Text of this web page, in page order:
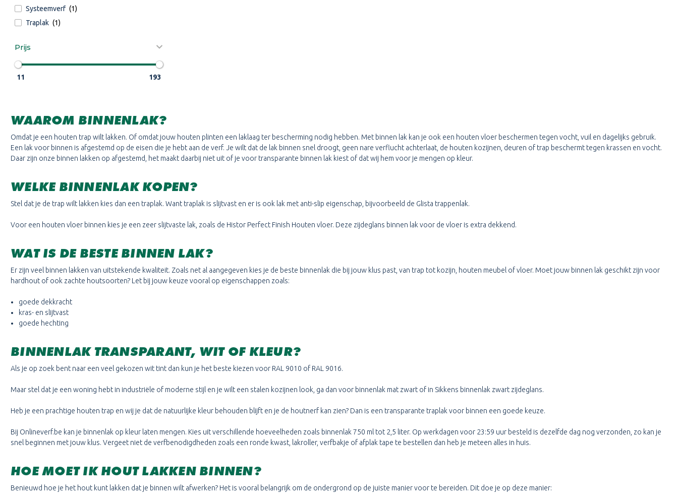
Systeemverf (1)
Traplak (1)
Prijs
11 193
WAAROM BINNENLAK?
Omdat je een houten trap wilt lakken. Of omdat jouw houten plinten een laklaag ter bescherming nodig hebben. Met binnen lak kan je ook een houten vloer beschermen tegen vocht, vuil en dagelijks gebruik.
Een lak voor binnen is afgestemd op de eisen die je hebt aan de verf. Je wilt dat de lak binnen snel droogt, geen nare verflucht achterlaat, de houten kozijnen, deuren of trap beschermt tegen krassen en vocht.
Daar zijn onze binnen lakken op afgestemd, het maakt daarbij niet uit of je voor transparante binnen lak kiest of dat wij hem voor je mengen op kleur.
WELKE BINNENLAK KOPEN?
Stel dat je de trap wilt lakken kies dan een traplak. Want traplak is slijtvast en er is ook lak met anti-slip eigenschap, bijvoorbeeld de Glista trappenlak.
Voor een houten vloer binnen kies je een zeer slijtvaste lak, zoals de Histor Perfect Finish Houten vloer. Deze zijdeglans binnen lak voor de vloer is extra dekkend.
WAT IS DE BESTE BINNEN LAK?
Er zijn veel binnen lakken van uitstekende kwaliteit. Zoals net al aangegeven kies je de beste binnenlak die bij jouw klus past, van trap tot kozijn, houten meubel of vloer. Moet jouw binnen lak geschikt zijn voor
hardhout of ook zachte houtsoorten? Let bij jouw keuze vooral op eigenschappen zoals:
goede dekkracht
kras- en slijtvast
goede hechting
BINNENLAK TRANSPARANT, WIT OF KLEUR?
Als je op zoek bent naar een veel gekozen wit tint dan kun je het beste kiezen voor RAL 9010 of RAL 9016.
Maar stel dat je een woning hebt in industriële of moderne stijl en je wilt een stalen kozijnen look, ga dan voor binnenlak mat zwart of in Sikkens binnenlak zwart zijdeglans.
Heb je een prachtige houten trap en wij je dat de natuurlijke kleur behouden blijft en je de houtnerf kan zien? Dan is een transparante traplak voor binnen een goede keuze.
Bij Onlineverf.be kan je binnenlak op kleur laten mengen. Kies uit verschillende hoeveelheden zoals binnenlak 750 ml tot 2,5 liter. Op werkdagen voor 23:59 uur besteld is dezelfde dag nog verzonden, zo kan je
snel beginnen met jouw klus. Vergeet niet de verfbenodigdheden zoals een ronde kwast, lakroller, verfbakje of afplak tape te bestellen dan heb je meteen alles in huis.
HOE MOET IK HOUT LAKKEN BINNEN?
Benieuwd hoe je het hout kunt lakken dat je binnen wilt afwerken? Het is vooral belangrijk om de ondergrond op de juiste manier voor te bereiden. Dit doe je op deze manier: